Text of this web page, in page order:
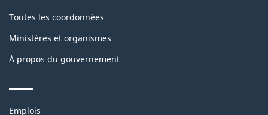
Toutes les coordonnées
Ministères et organismes
À propos du gouvernement
Themes
Emplois